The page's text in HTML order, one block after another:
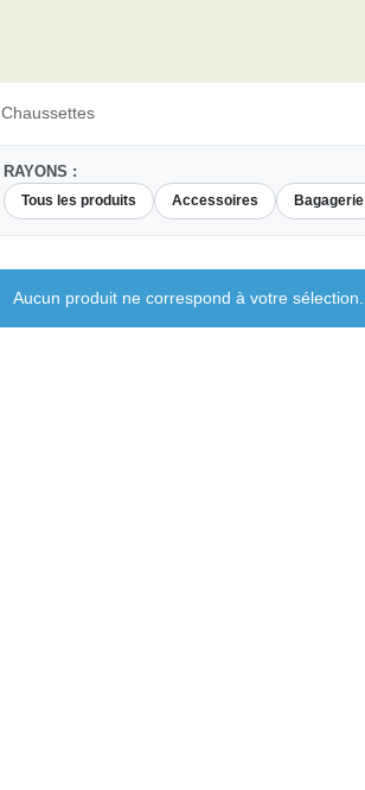
Chaussettes
RAYONS :
Tous les produits
Accessoires Bagagerie
Aucun produit ne correspond à votre sélection.